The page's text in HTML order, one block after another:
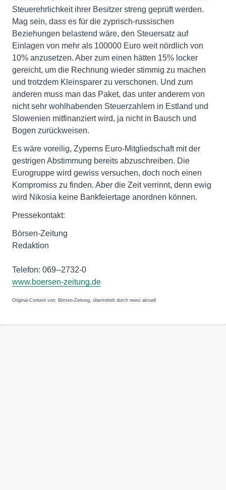
Steuerehrlichkeit ihrer Besitzer streng geprüft werden.
Mag sein, dass es für die zyprisch-russischen
Beziehungen belastend wäre, den Steuersatz auf
Einlagen von mehr als 100000 Euro weit nördlich von
10% anzusetzen. Aber zum einen hätten 15% locker
gereicht, um die Rechnung wieder stimmig zu machen
und trotzdem Kleinsparer zu verschonen. Und zum
anderen muss man das Paket, das unter anderem von
nicht sehr wohlhabenden Steuerzahlern in Estland und
Slowenien mitfinanziert wird, ja nicht in Bausch und
Bogen zurückweisen.
Es wäre voreilig, Zyperns Euro-Mitgliedschaft mit der
gestrigen Abstimmung bereits abzuschreiben. Die
Eurogruppe wird gewiss versuchen, doch noch einen
Kompromiss zu finden. Aber die Zeit verrinnt, denn ewig
wird Nikosia keine Bankfeiertage anordnen können.
Pressekontakt:
Börsen-Zeitung
Redaktion
Telefon: 069--2732-0
www.boersen-zeitung.de
Original-Content von: Börsen-Zeitung, übermittelt durch news aktuell